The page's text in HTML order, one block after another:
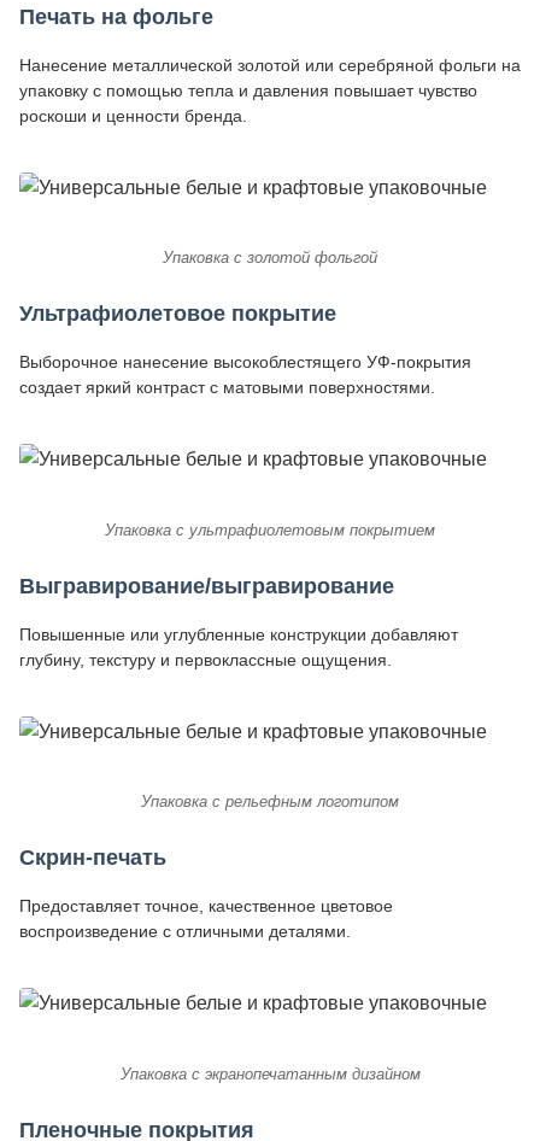
Печать на фольге
Нанесение металлической золотой или серебряной фольги на
упаковку с помощью тепла и давления повышает чувство
роскоши и ценности бренда.
Упаковка с золотой фольгой
Ультрафиолетовое покрытие
Выборочное нанесение высокоблестящего УФ-покрытия
создает яркий контраст с матовыми поверхностями.
Упаковка с ультрафиолетовым покрытием
Выгравирование/выгравирование
Повышенные или углубленные конструкции добавляют
глубину, текстуру и первоклассные ощущения.
Упаковка с рельефным логотипом
Скрин-печать
Предоставляет точное, качественное цветовое
воспроизведение с отличными деталями.
Упаковка с экранопечатанным дизайном
Пленочные покрытия